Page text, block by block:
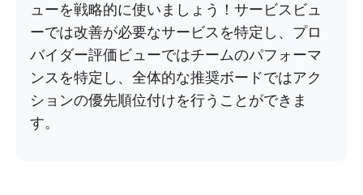
ューを戦略的に使いましょう！サービスビュ
ーでは改善が必要なサービスを特定し、プロ
バイダー評価ビューではチームのパフォーマ
ンスを特定し、全体的な推奨ボードではアク
ションの優先順位付けを行うことができま
す。